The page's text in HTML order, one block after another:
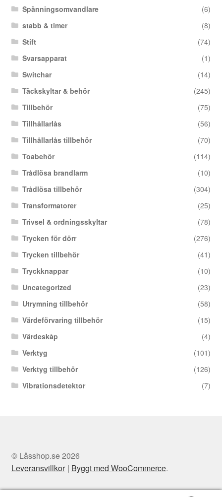
Spänningsomvandlare
(6)
stabb & timer
(8)
Stift
(74)
Svarsapparat
(1)
Switchar
(14)
Täckskyltar & behör
(245)
Tillbehör
(75)
Tillhållarlås
(56)
Tillhållarlås tillbehör
(70)
Toabehör
(114)
Trådlösa brandlarm
(10)
Trådlösa tillbehör
(304)
Transformatorer
(25)
Trivsel & ordningsskyltar
(78)
Trycken för dörr
(276)
Trycken tillbehör
(41)
Tryckknappar
(10)
Uncategorized
(23)
Utrymning tillbehör
(58)
Värdeförvaring tillbehör
(15)
Värdeskåp
(4)
Verktyg
(101)
Verktyg tillbehör
(126)
Vibrationsdetektor
(7)
© Låsshop.se 2026
Leveransvillkor
Byggt med WooCommerce.